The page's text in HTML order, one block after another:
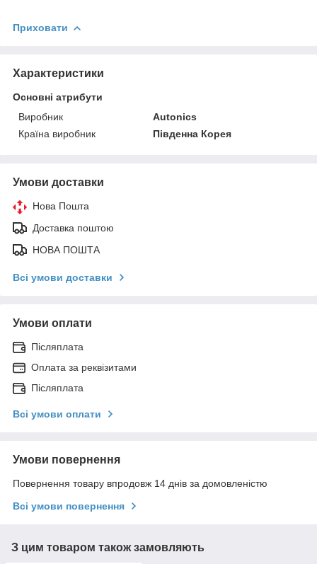
Приховати
Характеристики
Основні атрибути
Виробник
Autonics
Країна виробник
Південна Корея
Умови доставки
Нова Пошта
Доставка поштою
НОВА ПОШТА
Всі умови доставки
Умови оплати
Післяплата
Оплата за реквізитами
Післяплата
Всі умови оплати
Умови повернення
Повернення товару впродовж 14 днів за домовленістю
Всі умови повернення
З цим товаром також замовляють